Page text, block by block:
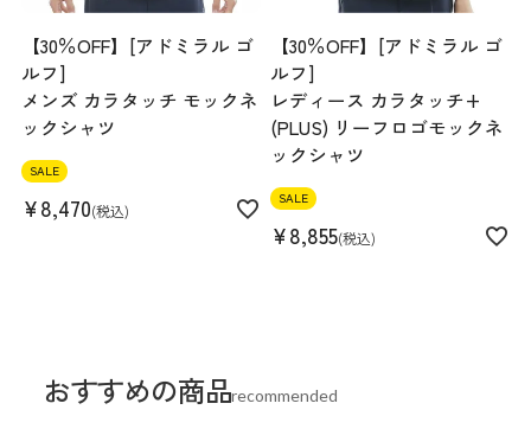
【30％OFF】[アドミラル ゴ
ルフ]
メンズ カラタッチ モックネ
ックシャツ
SALE
¥8,470 税込
【30％OFF】[アドミラル ゴ
ルフ]
レディース カラタッチ+
(PLUS) リーフロゴモックネ
ックシャツ
SALE
¥8,855 税込
おすすめの商品recommended